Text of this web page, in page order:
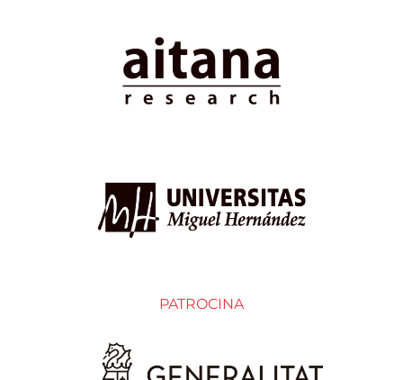
PATROCINA